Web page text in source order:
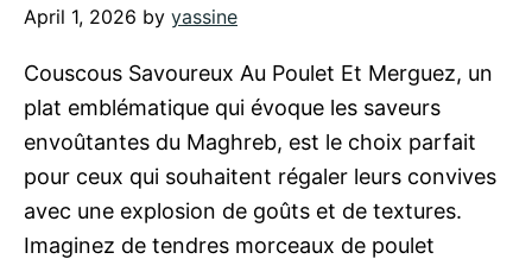
April 1, 2026 by yassine
Couscous Savoureux Au Poulet Et Merguez, un
plat emblématique qui évoque les saveurs
envoûtantes du Maghreb, est le choix parfait
pour ceux qui souhaitent régaler leurs convives
avec une explosion de goûts et de textures.
Imaginez de tendres morceaux de poulet